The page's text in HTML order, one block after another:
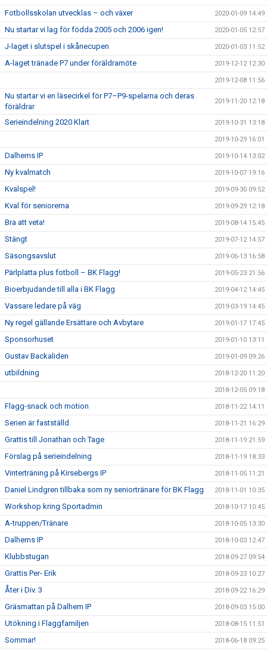
Fotbollsskolan utvecklas – och växer 2020-01-09 14:49
Nu startar vi lag för födda 2005 och 2006 igen! 2020-01-05 12:57
J-laget i slutspel i skånecupen 2020-01-03 11:52
A-laget tränade P7 under föräldramöte 2019-12-12 12:30
2019-12-08 11:56
Nu startar vi en läsecirkel för P7–P9-spelarna och deras
föräldrar
2019-11-20 12:18
Serieindelning 2020 Klart 2019-10-31 13:18
2019-10-29 16:01
Dalhems IP 2019-10-14 13:02
Ny kvalmatch 2019-10-07 19:16
Kvalspel! 2019-09-30 09:52
Kval för seniorerna 2019-09-29 12:18
Bra att veta! 2019-08-14 15:45
Stängt 2019-07-12 14:57
Säsongsavslut 2019-06-13 16:58
Pärlplatta plus fotboll – BK Flagg! 2019-05-23 21:56
Bioerbjudande till alla i BK Flagg 2019-04-12 14:45
Vassare ledare på väg 2019-03-19 14:45
Ny regel gällande Ersättare och Avbytare 2019-01-17 17:45
Sponsorhuset 2019-01-10 13:11
Gustav Backaliden 2019-01-09 09:26
utbildning 2018-12-20 11:20
2018-12-05 09:18
Flagg-snack och motion 2018-11-22 14:11
Serien är fastställd 2018-11-21 16:29
Grattis till Jonathan och Tage 2018-11-19 21:59
Förslag på serieindelning 2018-11-19 18:33
Vinterträning på Kirsebergs IP 2018-11-05 11:21
Daniel Lindgren tillbaka som ny seniortränare för BK Flagg 2018-11-01 10:35
Workshop kring Sportadmin 2018-10-17 10:45
A-truppen/Tränare 2018-10-05 13:30
Dalhems IP 2018-10-03 12:47
Klubbstugan 2018-09-27 09:54
Grattis Per- Erik 2018-09-23 10:27
Åter i Div. 3 2018-09-22 16:29
Gräsmattan på Dalhem IP 2018-09-03 15:00
Utökning i Flaggfamiljen 2018-08-15 11:51
Sommar! 2018-06-18 09:25